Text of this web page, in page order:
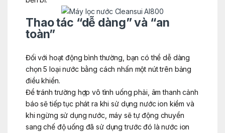
Thao tác “dễ dàng” và “an
toàn”
Đối với hoạt động bình thường, bạn có thể dễ dàng
chọn 5 loại nước bằng cách nhấn một nút trên bảng
điều khiển.
Để tránh trường hợp vô tình uống phải, âm thanh cảnh
báo sẽ tiếp tục phát ra khi sử dụng nước ion kiềm và
khi ngừng sử dụng nước, máy sẽ tự động chuyển
sang chế độ uống đã sử dụng trước đó là nước ion